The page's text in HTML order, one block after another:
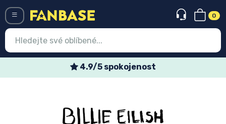
0
4.9/5 spokojenost
Nejnovější věci